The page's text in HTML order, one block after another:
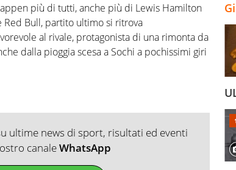
più di tutti, anche più di Lewis Hamilton
Red Bull, partito ultimo si ritrova
al rivale, protagonista di una rimonta da
dalla pioggia scesa a Sochi a pochissimi giri
ultime news di sport, risultati ed eventi
canaleWhatsApp